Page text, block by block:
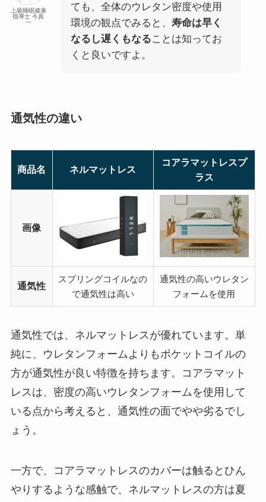
上級睡眠健康
指導士 今真
一
ても、全体のウレタン密度や使用
環境の観点でみると、 寿命は早く
なるし遅くもなることは知ってお
くと良いですよ。
通気性の違い
商品名 ネルマットレス
コアラマットレスプ
ラス
画像
通気性
スプリングコイルなの
で通気性は高い
通気性の高いウレタン
フォームを使用
通気性では、ネルマットレスが優れています。単
純に、ウレタンフォームよりもポケットコイルの
方が通気性が良い特徴を持ちます。コアラマット
レスは、密度の高いウレタンフォームを使用して
いる点から考えると、通気性の面でやや劣るでし
ょう。
一方で、コアラマットレスのカバーは触るとひん
やりするような感触で、ネルマットレスの方は夏